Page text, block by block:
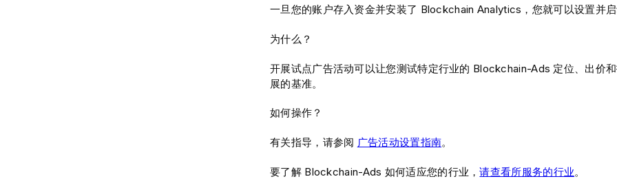
一旦您的账户存入资金并安装了 Blockchain Analytics，您就可以设置并
为什么？
开展试点广告活动可以让您测试特定行业的 Blockchain-Ads 定位、出价
展的基准。
如何操作？
有关指导，请参阅 广告活动设置指南。
要了解 Blockchain-Ads 如何适应您的行业，请查看所服务的行业。